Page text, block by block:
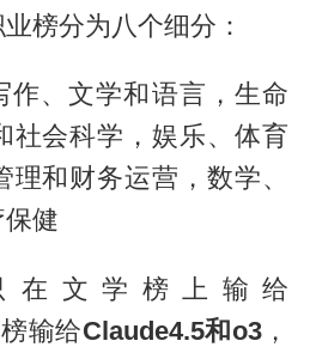
榜分为八个细分：
作、文学和语言，生命
社会科学，娱乐、体育
和财务运营，数学、
健
在文学榜上输给
输给Claude4.5和o3，